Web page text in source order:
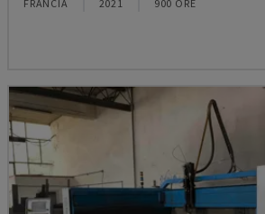
FRANCIA 2021 900 ORE